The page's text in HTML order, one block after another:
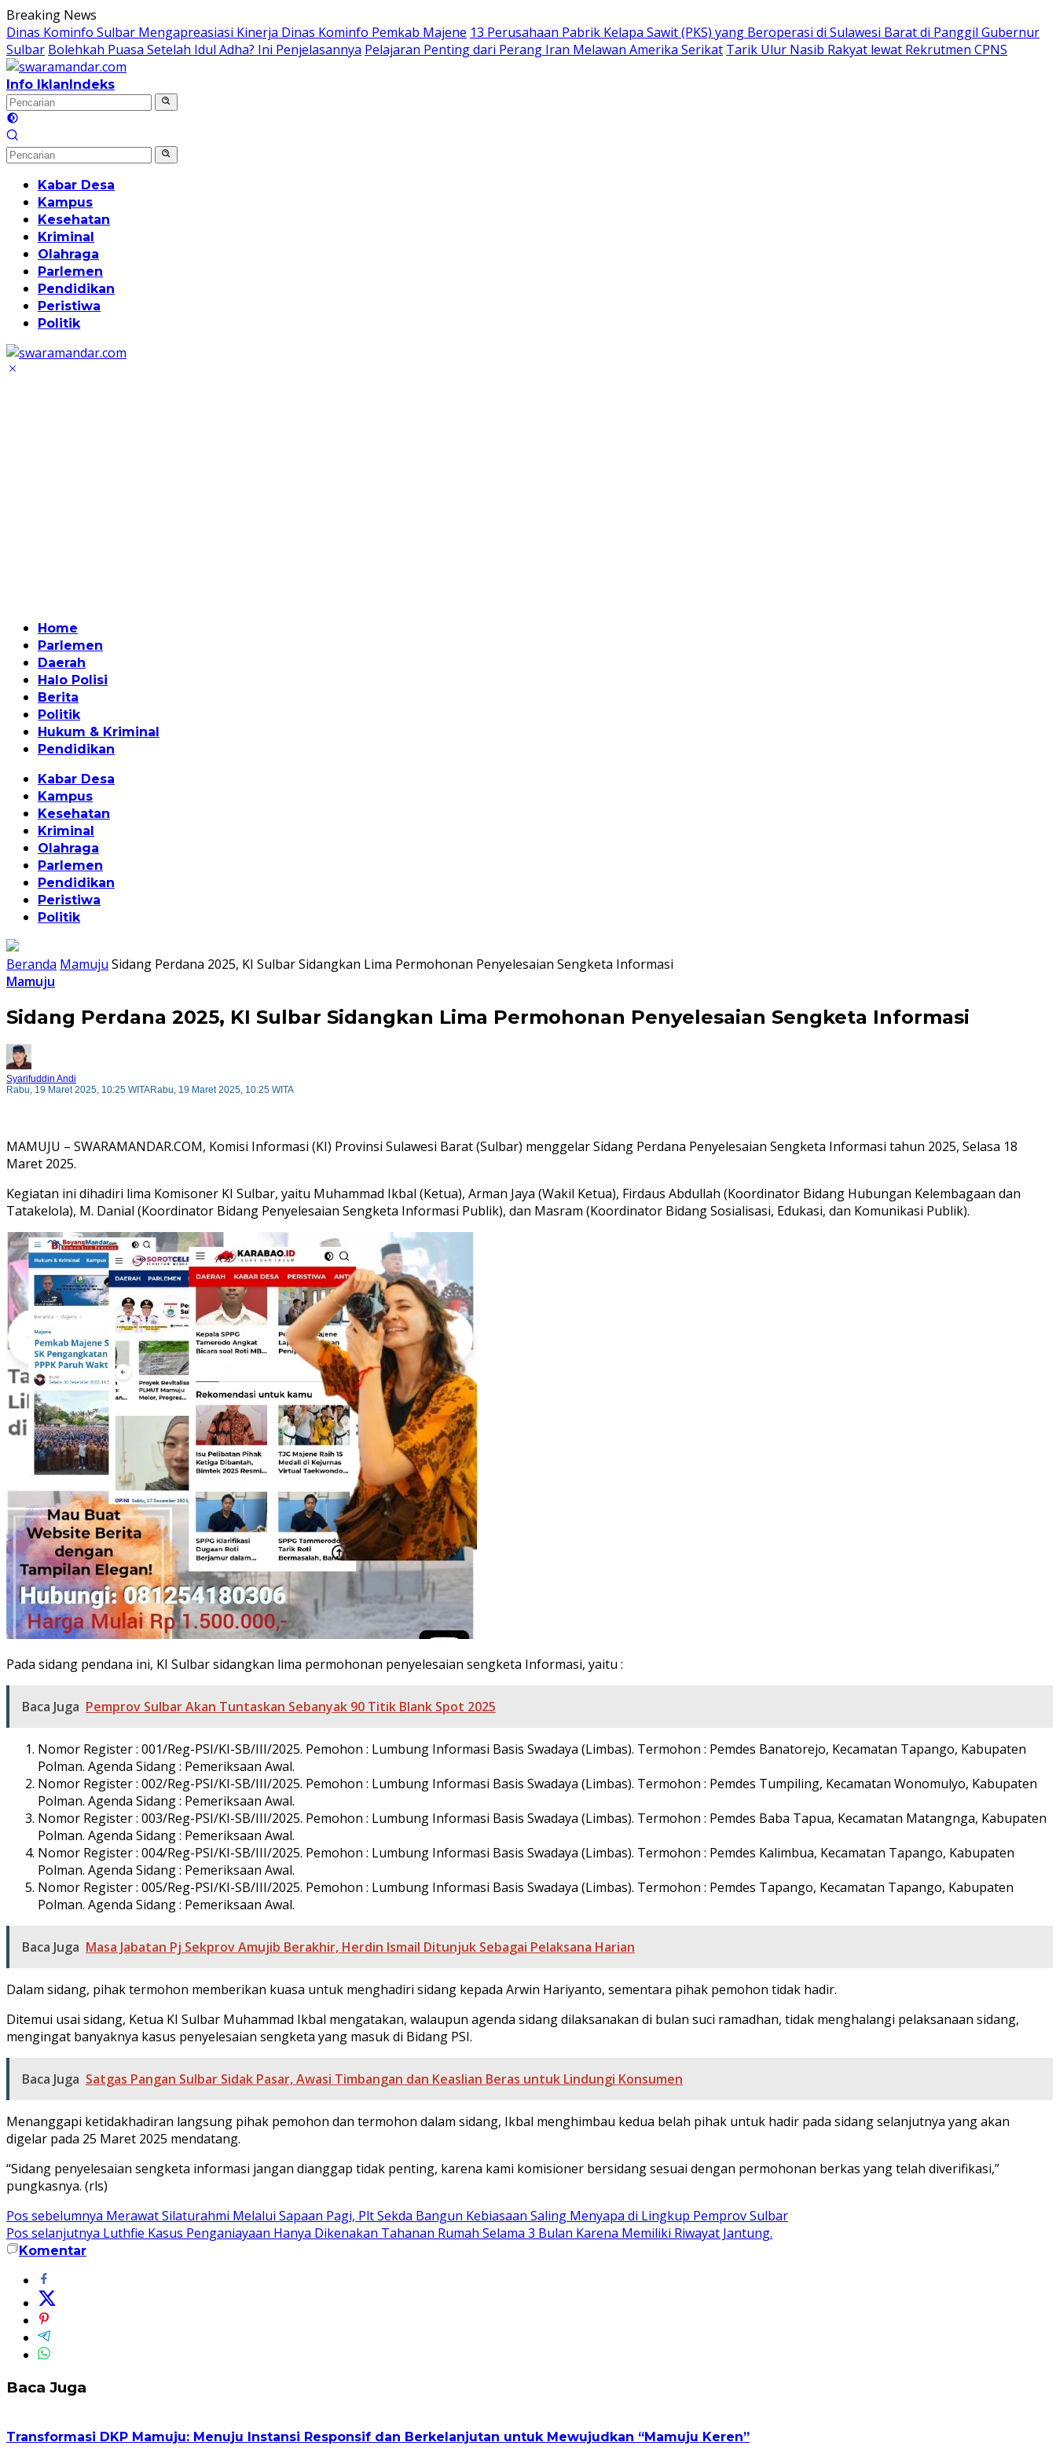
Langsung
ke
konten
Breaking News
Dinas Kominfo Sulbar Mengapreasiasi Kinerja Dinas Kominfo Pemkab Majene 13 Perusahaan Pabrik Kelapa Sawit (PKS) yang Beroperasi di Sulawesi Barat di Panggil Gubernur
Sulbar Bolehkah Puasa Setelah Idul Adha? Ini Penjelasannya Pelajaran Penting dari Perang Iran Melawan Amerika Serikat Tarik Ulur Nasib Rakyat lewat Rekrutmen CPNS
Info IklanIndeks
Kabar Desa
Kampus
Kesehatan
Kriminal
Olahraga
Parlemen
Pendidikan
Peristiwa
Politik
Home
Parlemen
Daerah
Halo Polisi
Berita
Politik
Hukum & Kriminal
Pendidikan
Kabar Desa
Kampus
Kesehatan
Kriminal
Olahraga
Parlemen
Pendidikan
Peristiwa
Politik
Beranda Mamuju Sidang Perdana 2025, KI Sulbar Sidangkan Lima Permohonan Penyelesaian Sengketa Informasi
Mamuju
Sidang Perdana 2025, KI Sulbar Sidangkan Lima Permohonan Penyelesaian Sengketa Informasi
Syarifuddin Andi
Rabu, 19 Maret 2025, 10:25 WITARabu, 19 Maret 2025, 10:25 WITA
MAMUJU – SWARAMANDAR.COM, Komisi Informasi (KI) Provinsi Sulawesi Barat (Sulbar) menggelar Sidang Perdana Penyelesaian Sengketa Informasi tahun 2025, Selasa 18
Maret 2025.
Kegiatan ini dihadiri lima Komisoner KI Sulbar, yaitu Muhammad Ikbal (Ketua), Arman Jaya (Wakil Ketua), Firdaus Abdullah (Koordinator Bidang Hubungan Kelembagaan dan
Tatakelola), M. Danial (Koordinator Bidang Penyelesaian Sengketa Informasi Publik), dan Masram (Koordinator Bidang Sosialisasi, Edukasi, dan Komunikasi Publik).
Pada sidang pendana ini, KI Sulbar sidangkan lima permohonan penyelesaian sengketa Informasi, yaitu :
Baca Juga Pemprov Sulbar Akan Tuntaskan Sebanyak 90 Titik Blank Spot 2025
Nomor Register : 001/Reg-PSI/KI-SB/III/2025. Pemohon : Lumbung Informasi Basis Swadaya (Limbas). Termohon : Pemdes Banatorejo, Kecamatan Tapango, Kabupaten
Polman. Agenda Sidang : Pemeriksaan Awal.
Nomor Register : 002/Reg-PSI/KI-SB/III/2025. Pemohon : Lumbung Informasi Basis Swadaya (Limbas). Termohon : Pemdes Tumpiling, Kecamatan Wonomulyo, Kabupaten
Polman. Agenda Sidang : Pemeriksaan Awal.
Nomor Register : 003/Reg-PSI/KI-SB/III/2025. Pemohon : Lumbung Informasi Basis Swadaya (Limbas). Termohon : Pemdes Baba Tapua, Kecamatan Matangnga, Kabupaten
Polman. Agenda Sidang : Pemeriksaan Awal.
Nomor Register : 004/Reg-PSI/KI-SB/III/2025. Pemohon : Lumbung Informasi Basis Swadaya (Limbas). Termohon : Pemdes Kalimbua, Kecamatan Tapango, Kabupaten
Polman. Agenda Sidang : Pemeriksaan Awal.
Nomor Register : 005/Reg-PSI/KI-SB/III/2025. Pemohon : Lumbung Informasi Basis Swadaya (Limbas). Termohon : Pemdes Tapango, Kecamatan Tapango, Kabupaten
Polman. Agenda Sidang : Pemeriksaan Awal.
Baca Juga Masa Jabatan Pj Sekprov Amujib Berakhir, Herdin Ismail Ditunjuk Sebagai Pelaksana Harian
Dalam sidang, pihak termohon memberikan kuasa untuk menghadiri sidang kepada Arwin Hariyanto, sementara pihak pemohon tidak hadir.
Ditemui usai sidang, Ketua KI Sulbar Muhammad Ikbal mengatakan, walaupun agenda sidang dilaksanakan di bulan suci ramadhan, tidak menghalangi pelaksanaan sidang,
mengingat banyaknya kasus penyelesaian sengketa yang masuk di Bidang PSI.
Baca Juga Satgas Pangan Sulbar Sidak Pasar, Awasi Timbangan dan Keaslian Beras untuk Lindungi Konsumen
Menanggapi ketidakhadiran langsung pihak pemohon dan termohon dalam sidang, Ikbal menghimbau kedua belah pihak untuk hadir pada sidang selanjutnya yang akan
digelar pada 25 Maret 2025 mendatang.
“Sidang penyelesaian sengketa informasi jangan dianggap tidak penting, karena kami komisioner bersidang sesuai dengan permohonan berkas yang telah diverifikasi,”
pungkasnya. (rls)
Navigasi
pos
Pos sebelumnya Merawat Silaturahmi Melalui Sapaan Pagi, Plt Sekda Bangun Kebiasaan Saling Menyapa di Lingkup Pemprov Sulbar
Pos selanjutnya Luthfie Kasus Penganiayaan Hanya Dikenakan Tahanan Rumah Selama 3 Bulan Karena Memiliki Riwayat Jantung.
Komentar
Baca Juga
Transformasi DKP Mamuju: Menuju Instansi Responsif dan Berkelanjutan untuk Mewujudkan “Mamuju Keren”